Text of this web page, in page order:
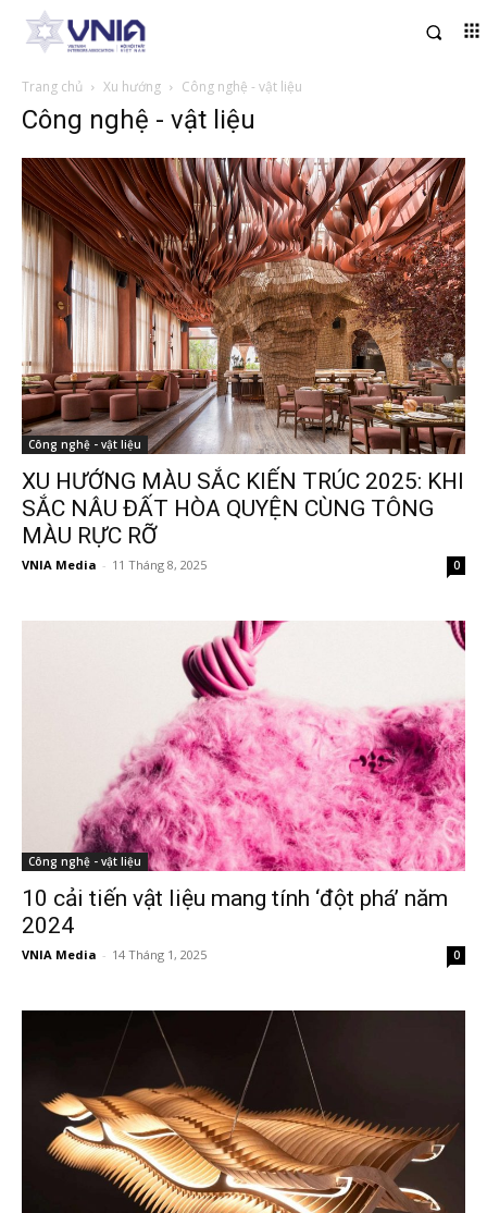
Trang chủ Xu hướng Công nghệ - vật liệu
Công nghệ - vật liệu
Công nghệ - vật liệu
XU HƯỚNG MÀU SẮC KIẾN TRÚC 2025: KHI
SẮC NÂU ĐẤT HÒA QUYỆN CÙNG TÔNG
MÀU RỰC RỠ
VNIA Media - 11 Tháng 8, 2025 0
Công nghệ - vật liệu
10 cải tiến vật liệu mang tính ‘đột phá’ năm
2024
VNIA Media - 14 Tháng 1, 2025 0